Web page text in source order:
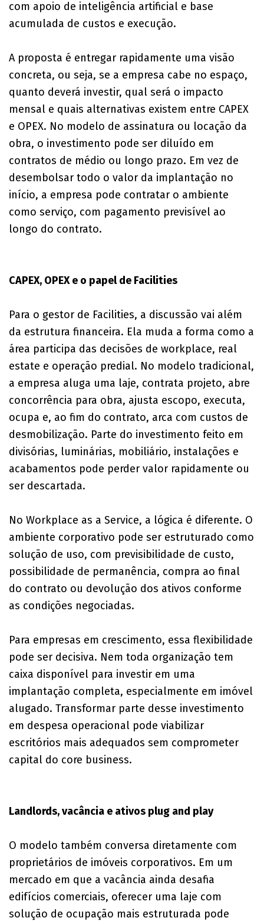
com apoio de inteligência artificial e base
acumulada de custos e execução.
A proposta é entregar rapidamente uma visão
concreta, ou seja, se a empresa cabe no espaço,
quanto deverá investir, qual será o impacto
mensal e quais alternativas existem entre CAPEX
e OPEX. No modelo de assinatura ou locação da
obra, o investimento pode ser diluído em
contratos de médio ou longo prazo. Em vez de
desembolsar todo o valor da implantação no
início, a empresa pode contratar o ambiente
como serviço, com pagamento previsível ao
longo do contrato.
CAPEX, OPEX e o papel de Facilities
Para o gestor de Facilities, a discussão vai além
da estrutura financeira. Ela muda a forma como a
área participa das decisões de workplace, real
estate e operação predial. No modelo tradicional,
a empresa aluga uma laje, contrata projeto, abre
concorrência para obra, ajusta escopo, executa,
ocupa e, ao fim do contrato, arca com custos de
desmobilização. Parte do investimento feito em
divisórias, luminárias, mobiliário, instalações e
acabamentos pode perder valor rapidamente ou
ser descartada.
No Workplace as a Service, a lógica é diferente. O
ambiente corporativo pode ser estruturado como
solução de uso, com previsibilidade de custo,
possibilidade de permanência, compra ao final
do contrato ou devolução dos ativos conforme
as condições negociadas.
Para empresas em crescimento, essa flexibilidade
pode ser decisiva. Nem toda organização tem
caixa disponível para investir em uma
implantação completa, especialmente em imóvel
alugado. Transformar parte desse investimento
em despesa operacional pode viabilizar
escritórios mais adequados sem comprometer
capital do core business.
Landlords, vacância e ativos plug and play
O modelo também conversa diretamente com
proprietários de imóveis corporativos. Em um
mercado em que a vacância ainda desafia
edifícios comerciais, oferecer uma laje com
solução de ocupação mais estruturada pode